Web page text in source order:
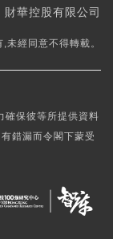
華控股有限公司
未經同意不得轉載。
確保彼等所提供資料
錯漏而令閣下蒙受